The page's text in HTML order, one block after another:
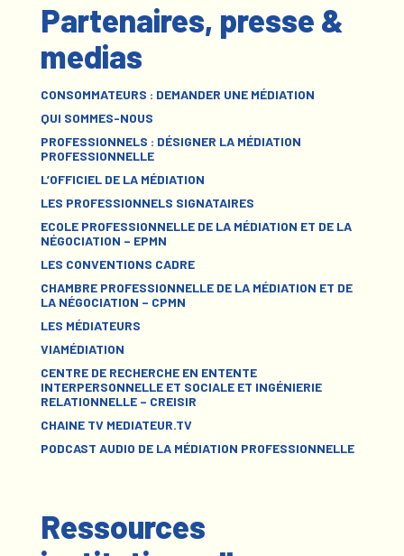
Partenaires, presse &
medias
CONSOMMATEURS : DEMANDER UNE MÉDIATION
QUI SOMMES-NOUS
PROFESSIONNELS : DÉSIGNER LA MÉDIATION
PROFESSIONNELLE
L’OFFICIEL DE LA MÉDIATION
LES PROFESSIONNELS SIGNATAIRES
ECOLE PROFESSIONNELLE DE LA MÉDIATION ET DE LA
NÉGOCIATION – EPMN
LES CONVENTIONS CADRE
CHAMBRE PROFESSIONNELLE DE LA MÉDIATION ET DE
LA NÉGOCIATION – CPMN
LES MÉDIATEURS
VIAMÉDIATION
CENTRE DE RECHERCHE EN ENTENTE
INTERPERSONNELLE ET SOCIALE ET INGÉNIERIE
RELATIONNELLE – CREISIR
CHAINE TV MEDIATEUR.TV
PODCAST AUDIO DE LA MÉDIATION PROFESSIONNELLE
Ressources